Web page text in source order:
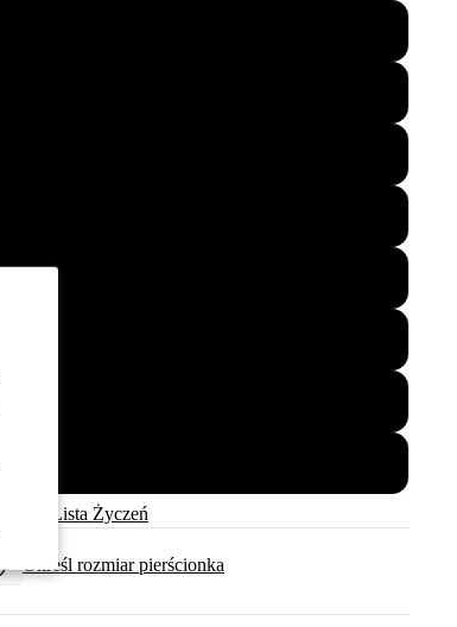
Twoja Lista Życzeń
Określ rozmiar pierścionka